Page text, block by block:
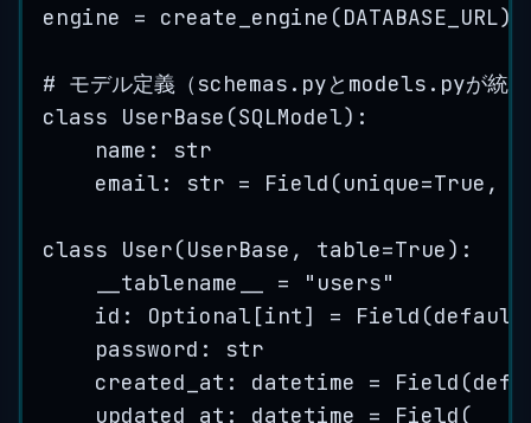
engine = create_engine (DATABASE_URL)
# モデル定義（schemas.pyとmodels.pyが統合
class
UserBase (SQLModel):
name: str
email: str = Field (unique=True ,
class User(UserBase , table=True):
__tablename__ = " users"
id : Optional[int] = Field (default
password: str
created_at: datetime = Field (
updated_at: datetime = Field (